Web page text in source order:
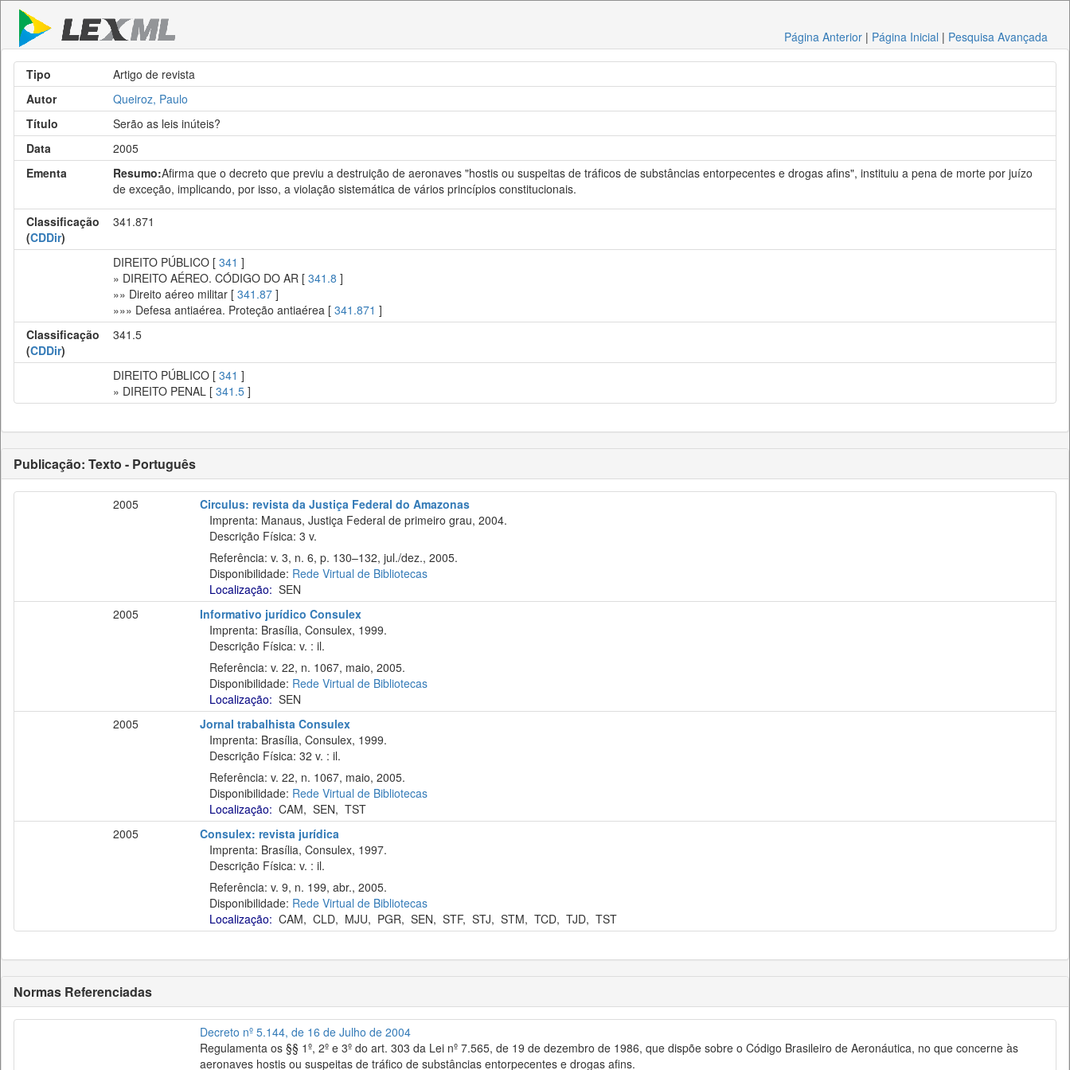
Página Anterior | Página Inicial | Pesquisa Avançada
Tipo
Artigo de revista
Autor
Queiroz, Paulo
Título
Serão as leis inúteis?
Data
2005
Ementa
Resumo:Afirma que o decreto que previu a destruição de aeronaves "hostis ou suspeitas de tráficos de substâncias entorpecentes e drogas afins", instituiu a pena de morte por juízo
de exceção, implicando, por isso, a violação sistemática de vários princípios constitucionais.
Classificação
(CDDir)
341.871
DIREITO PÚBLICO [ 341 ]
» DIREITO AÉREO. CÓDIGO DO AR [ 341.8 ]
»» Direito aéreo militar [ 341.87 ]
»»» Defesa antiaérea. Proteção antiaérea [ 341.871 ]
Classificação
(CDDir)
341.5
DIREITO PÚBLICO [ 341 ]
» DIREITO PENAL [ 341.5 ]
Publicação: Texto - Português
2005
Circulus: revista da Justiça Federal do Amazonas
Imprenta: Manaus, Justiça Federal de primeiro grau, 2004.
Descrição Física: 3 v.
Referência: v. 3, n. 6, p. 130–132, jul./dez., 2005.
Disponibilidade: Rede Virtual de Bibliotecas
Localização: SEN
2005
Informativo jurídico Consulex
Imprenta: Brasília, Consulex, 1999.
Descrição Física: v. : il.
Referência: v. 22, n. 1067, maio, 2005.
Disponibilidade: Rede Virtual de Bibliotecas
Localização: SEN
2005
Jornal trabalhista Consulex
Imprenta: Brasília, Consulex, 1999.
Descrição Física: 32 v. : il.
Referência: v. 22, n. 1067, maio, 2005.
Disponibilidade: Rede Virtual de Bibliotecas
Localização: CAM, SEN, TST
2005
Consulex: revista jurídica
Imprenta: Brasília, Consulex, 1997.
Descrição Física: v. : il.
Referência: v. 9, n. 199, abr., 2005.
Disponibilidade: Rede Virtual de Bibliotecas
Localização: CAM, CLD, MJU, PGR, SEN, STF, STJ, STM, TCD, TJD, TST
Normas Referenciadas
Decreto nº 5.144, de 16 de Julho de 2004
Regulamenta os §§ 1º, 2º e 3º do art. 303 da Lei nº 7.565, de 19 de dezembro de 1986, que dispõe sobre o Código Brasileiro de Aeronáutica, no que concerne às
aeronaves hostis ou suspeitas de tráfico de substâncias entorpecentes e drogas afins.